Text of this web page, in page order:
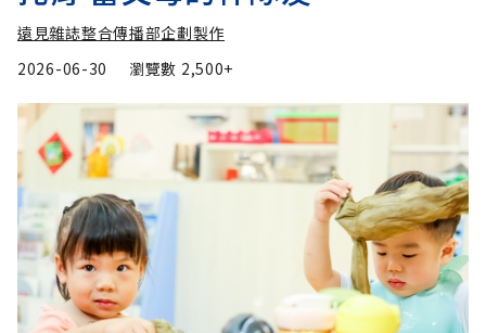
遠見雜誌整合傳播部企劃製作
2026-06-30
瀏覽數 2,500+